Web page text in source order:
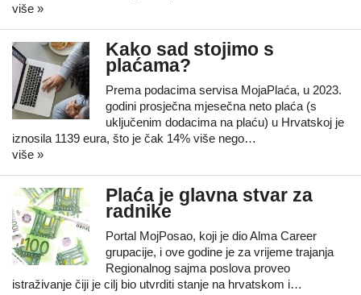
više »
Kako sad stojimo s
plaćama?
Prema podacima servisa MojaPlaća, u 2023.
godini prosječna mjesečna neto plaća (s
uključenim dodacima na plaću) u Hrvatskoj je
iznosila 1139 eura, što je čak 14% više nego…
više »
Plaća je glavna stvar za
radnike
Portal MojPosao, koji je dio Alma Career
grupacije, i ove godine je za vrijeme trajanja
Regionalnog sajma poslova proveo
istraživanje čiji je cilj bio utvrditi stanje na hrvatskom i…